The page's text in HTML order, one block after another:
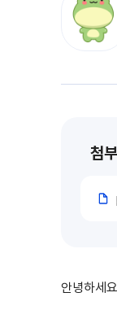
첨
안녕하세요